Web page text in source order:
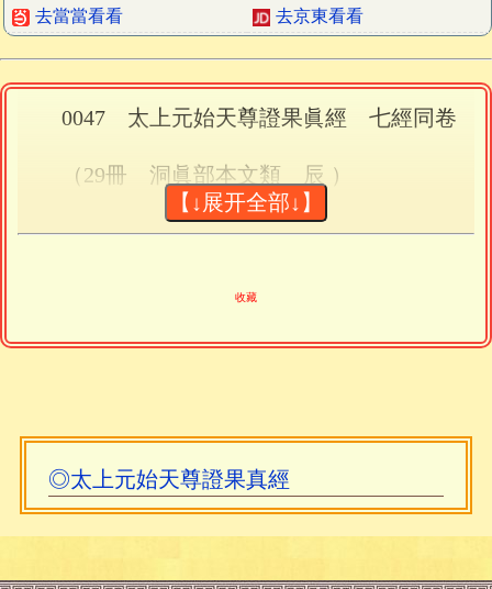
去當當看看
去京東看看
0047 太上元始天尊證果眞經 七經同卷
（29冊 洞眞部本文類 辰 ）
此經僅二百餘字，託爲元始天尊爲諸仙上
侍衛，萬鬼銷寧。次錄經文，爲四言十二
句，大致言召神滅魔事；後 爲 “道言”，稱
——以上摘自《道藏提要》第三次修訂本
（中國社會科學出版社，2005）。
【↓展开全部↓】
收藏
◎太上元始天尊證果真經